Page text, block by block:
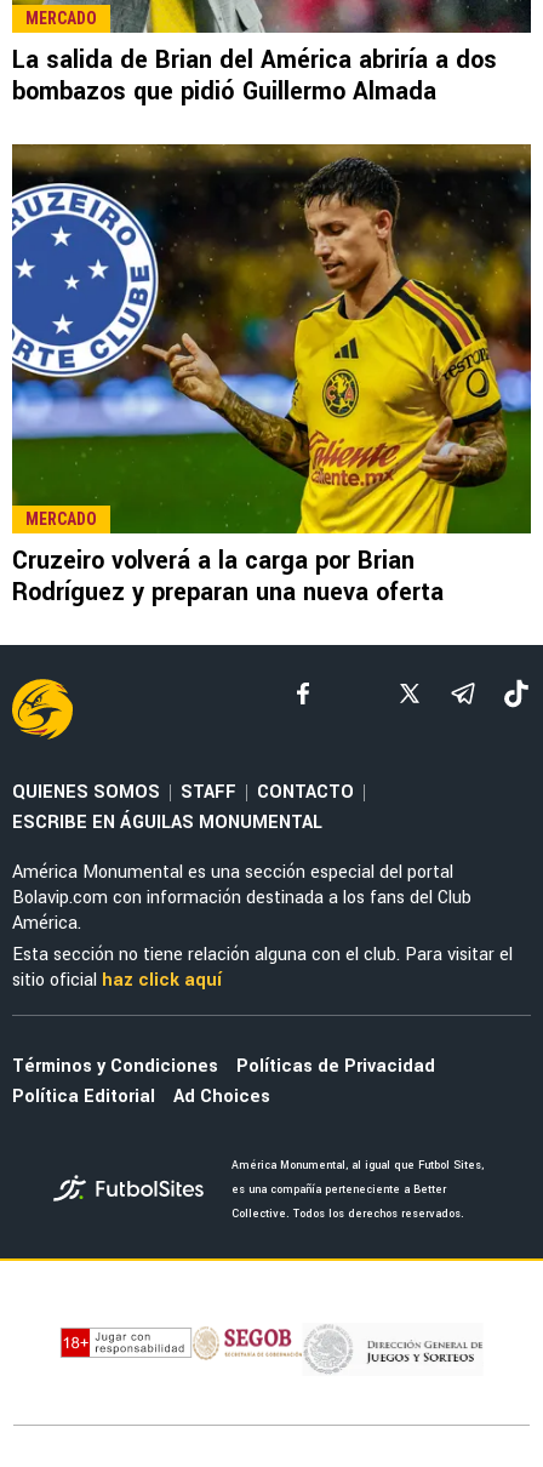
MERCADO
La salida de Brian del América abriría a dos
bombazos que pidió Guillermo Almada
MERCADO
Cruzeiro volverá a la carga por Brian
Rodríguez y preparan una nueva oferta
QUIENES SOMOS | STAFF | CONTACTO |
ESCRIBE EN ÁGUILAS MONUMENTAL
América Monumental es una sección especial del portal
Bolavip.com con información destinada a los fans del Club
América.
Esta sección no tiene relación alguna con el club. Para visitar el
sitio oficial haz click aquí
Términos y Condiciones
Políticas de Privacidad
Política Editorial
Ad Choices
América Monumental, al igual que Futbol Sites,
es una compañía perteneciente a Better
Collective. Todos los derechos reservados.